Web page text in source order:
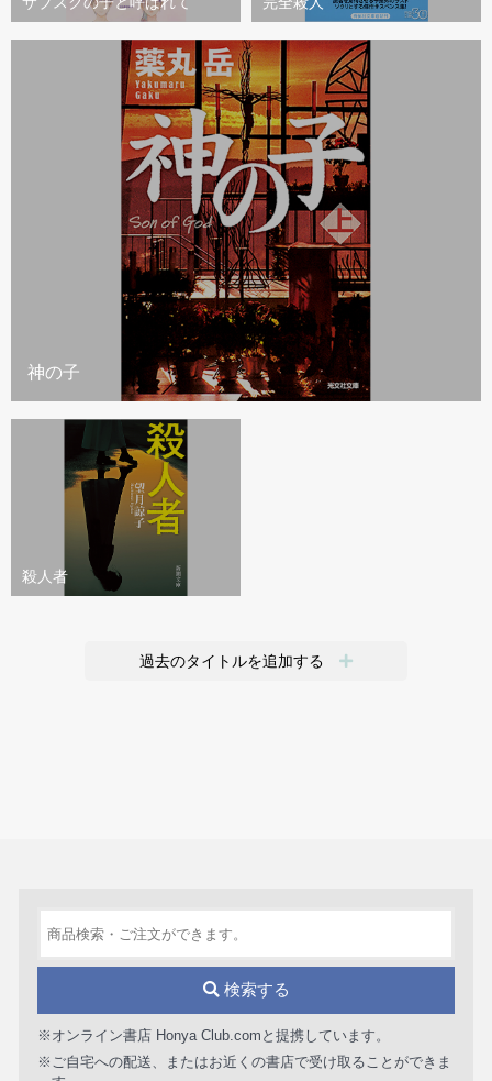
神の子
殺人者
過去のタイトルを追加する
検索する
※オンライン書店 Honya Club.comと提携しています。
※ご自宅への配送、またはお近くの書店で受け取ることができま